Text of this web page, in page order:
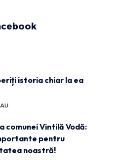
istoria chiar la ea
comunei Vintilă Vodă:
pentru
noastră!